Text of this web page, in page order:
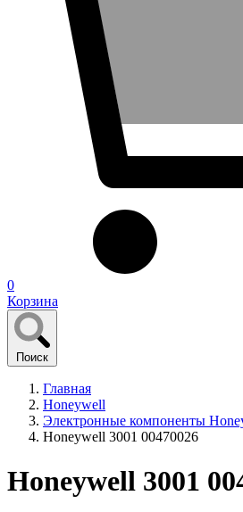
0
Корзина
Поиск
Главная
Honeywell
Электронные компоненты
Honeywell 3001 00470026
Honeywell 3001